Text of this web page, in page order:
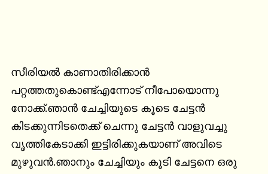
സീരിയൽ കാണാതിരിക്കാൻ
പറ്റത്തതുകൊണ്ട്എന്നോട് നീപോയൊന്നു
നോക്ക്.ഞാൻ ചേച്ചിയുടെ കൂടെ ചേട്ടൻ
കിടക്കുന്നിടതെക്ക് ചെന്നു ചേട്ടൻ വാളുവച്ചു
വൃത്തികേടാക്കി ഇട്ടിരിക്കുകയാണ് അവിടെ
മുഴുവൻ.ഞാനും ചേച്ചിയും കൂടി ചേട്ടനെ ഒരു